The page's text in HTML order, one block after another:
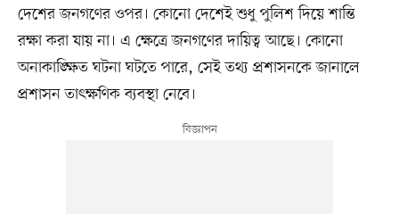
দেশের জনগণের ওপর। কোনো দেশেই শুধু পুলিশ দিয়ে শান্তি
রক্ষা করা যায় না। এ ক্ষেত্রে জনগণের দায়িত্ব আছে। কোনো
অনাকাঙ্ক্ষিত ঘটনা ঘটতে পারে, সেই তথ্য প্রশাসনকে জানালে
প্রশাসন তাৎক্ষণিক ব্যবস্থা নেবে।